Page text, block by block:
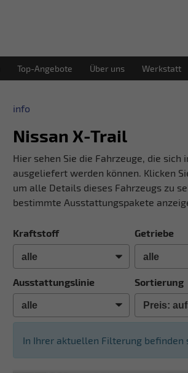
Top-Angebote Über uns Werkstatt
info
Nissan X-Trail
Hier sehen Sie die Fahrzeuge, die
ausgeliefert werden können. Klicken
um alle Details dieses Fahrzeugs zu
bestimmte Ausstattungspakete
Kraftstoff Getriebe
Ausstattungslinie Sortierung
In Ihrer aktuellen Filterung befinden